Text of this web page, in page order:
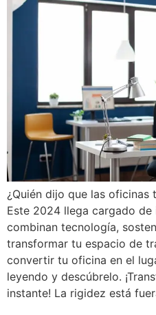
¿Quién dijo que las oficinas
Este 2024 llega cargado
combinan tecnología,
transformar tu espacio de
convertir tu oficina en el
leyendo y descúbrelo.
instante! La rigidez está